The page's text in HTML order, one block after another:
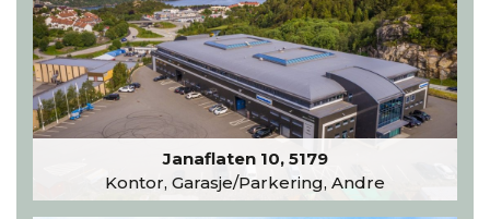
Janaflaten 10, 5179
Kontor, Garasje/Parkering, Andre